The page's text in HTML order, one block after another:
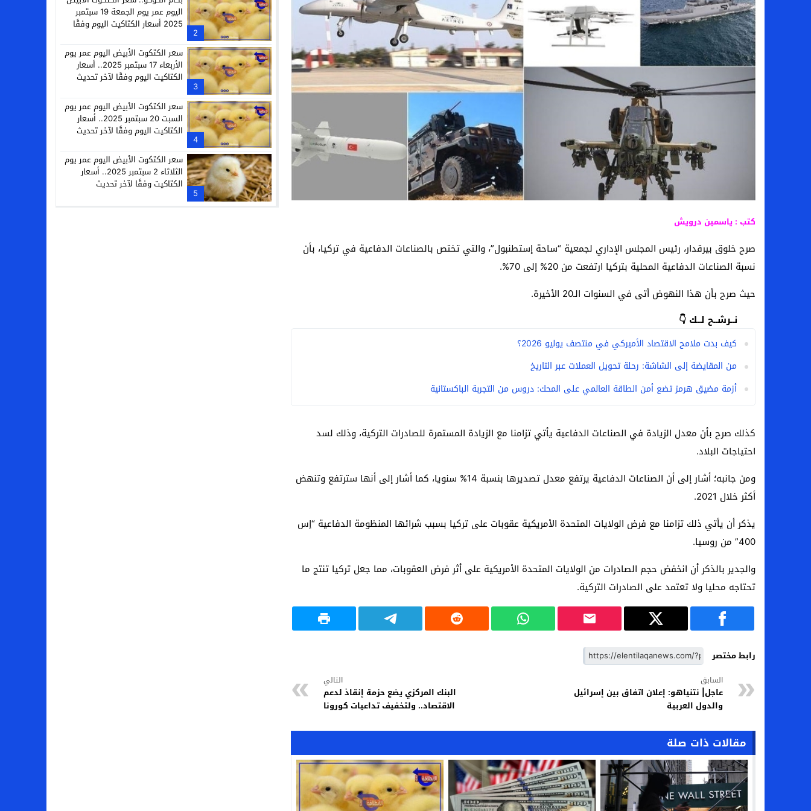
سامو كوستا في معسكر النصر السعودي.. هل انتهت أزمة العالمي المالية؟
إنهاء تعاقد سيف الدين الجزيري مع الزمالك رسميًا
من هي لوز مينديز زوجة إبراهيم دياز بعد خطفها للأنظار؟
الموصل العراقي يعلن ضم المهاجم يوسف أسامة نبيه
كتب : ياسمين درويش
صرح خلوق بيرقدار، رئيس المجلس الإداري لجمعية “ساحة إستطنبول”، والتي تختص بالصناعات الدفاعية في تركيا، بأن
نسبة الصناعات الدفاعية المحلية بتركيا ارتفعت من 20% إلى 70%.
حيث صرح بأن هذا النهوض أتى في السنوات الـ20 الأخيرة.
نــرشــح لــك 👇
كيف بدت ملامح الاقتصاد الأميركي في منتصف يوليو 2026؟
من المقايضة إلى الشاشة: رحلة تحويل العملات عبر التاريخ
أزمة مضيق هرمز تضع أمن الطاقة العالمي على المحك: دروس من التجربة الباكستانية
كذلك صرح بأن معدل الزيادة في الصناعات الدفاعية يأتي تزامنا مع الزيادة المستمرة للصادرات التركية، وذلك لسد
احتياجات البلاد.
ومن جانبه؛ أشار إلى أن الصناعات الدفاعية يرتفع معدل تصديرها بنسبة 14% سنويا، كما أشار إلى أنها سترتفع وتنهض
أكثر خلال 2021.
يذكر أن يأتي ذلك تزامنا مع فرض الولايات المتحدة الأمريكية عقوبات على تركيا بسبب شرائها المنظومة الدفاعية “إس
400” من روسيا.
والجدير بالذكر أن انخفض حجم الصادرات من الولايات المتحدة الأمريكية على أثر فرض العقوبات، مما جعل تركيا تنتج ما
تحتاجه محليا ولا تعتمد على الصادرات التركية.
رابط مختصر
السابق
عاجل| نتنياهو: إعلان اتفاق بين إسرائيل
والدول العربية
التالي
البنك المركزي يضع حزمة إنقاذ لدعم
الاقتصاد.. ولتخفيف تداعيات كورونا
مقالات ذات صلة
2
اليوم عمر يوم الجمعة 19 سبتمبر
2025 أسعار الكتاكيت اليوم وفقًا
3
سعر الكتكوت الأبيض اليوم عمر يوم
الأربعاء 17 سبتمبر 2025.. أسعار
الكتاكيت اليوم وفقًا لآخر تحديث
4
سعر الكتكوت الأبيض اليوم عمر يوم
السبت 20 سبتمبر 2025.. أسعار
الكتاكيت اليوم وفقًا لآخر تحديث
5
سعر الكتكوت الأبيض اليوم عمر يوم
الثلاثاء 2 سبتمبر 2025.. أسعار
الكتاكيت وفقًا لآخر تحديث